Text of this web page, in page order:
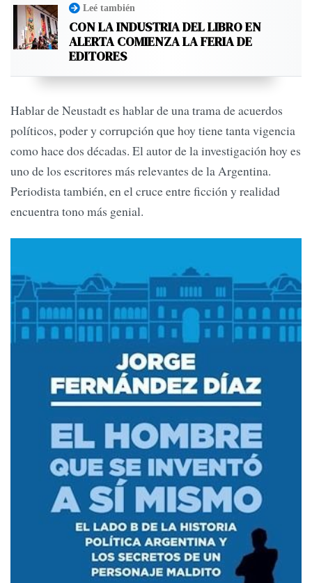
Leé también
CON LA INDUSTRIA DEL LIBRO EN
ALERTA COMIENZA LA FERIA DE
EDITORES
Hablar de Neustadt es hablar de una trama de acuerdos
políticos, poder y corrupción que hoy tiene tanta vigencia
como hace dos décadas. El autor de la investigación hoy es
uno de los escritores más relevantes de la Argentina.
Periodista también, en el cruce entre ficción y realidad
encuentra tono más genial.